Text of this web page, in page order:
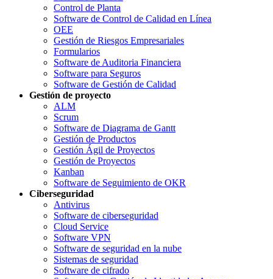
Control de Planta
Software de Control de Calidad en Línea
OEE
Gestión de Riesgos Empresariales
Formularios
Software de Auditoria Financiera
Software para Seguros
Software de Gestión de Calidad
Gestión de proyecto
ALM
Scrum
Software de Diagrama de Gantt
Gestión de Productos
Gestión Ágil de Proyectos
Gestión de Proyectos
Kanban
Software de Seguimiento de OKR
Ciberseguridad
Antivirus
Software de ciberseguridad
Cloud Service
Software VPN
Software de seguridad en la nube
Sistemas de seguridad
Software de cifrado